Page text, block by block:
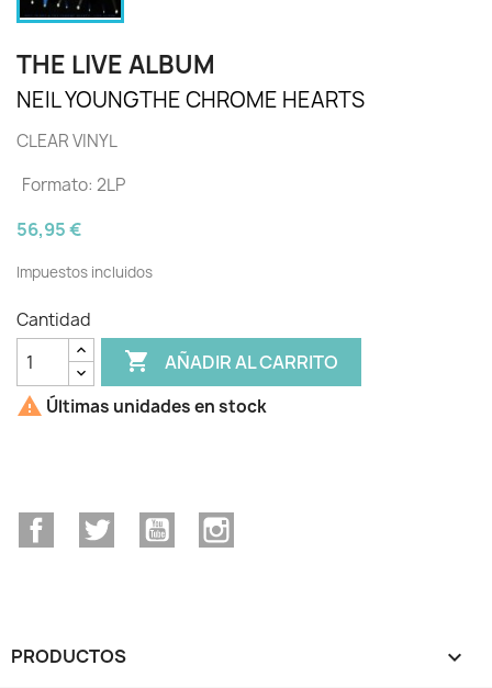
THE LIVE ALBUM
NEIL YOUNGTHE CHROME HEARTS
CLEAR VINYL
Formato: 2LP
56,95 €
Impuestos incluidos
Cantidad
 AÑADIR AL CARRITO
 Últimas unidades en stock
FacebookTwitter YouTube
PRODUCTOS 